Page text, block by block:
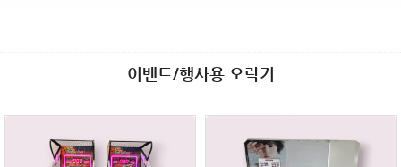
이벤트/행사용 오락기